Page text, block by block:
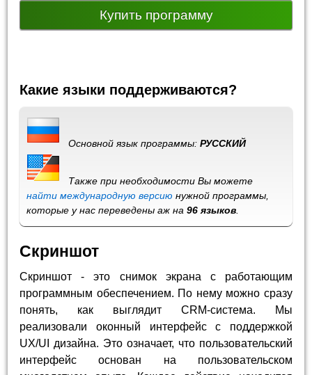
Купить программу
Какие языки поддерживаются?
Основной язык программы:РУССКИЙ
Также при необходимости Вы можете
найти международную версию нужной программы,
которые у нас переведены аж на96 языков
Скриншот
Скриншот - это снимок экрана с работающим
программным обеспечением. По нему можно сразу
понять, как выглядит CRM-система. Мы
реализовали оконный интерфейс с поддержкой
UX/UI дизайна. Это означает, что пользовательский
интерфейс основан на пользовательском